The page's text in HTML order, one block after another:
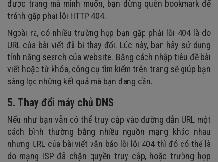
được trang mà mình muốn, bạn đừng quên bookmark để
tránh gặp phải lỗi HTTP 404.
Ngoài ra, có nhiều trường hợp bạn gặp phải lỗi 404 là do
URL của bài viết đã bị thay đổi. Lúc này, bạn hãy sử dụng
tính năng search của website. Bằng cách nhập tiêu đề bài
viết hoặc từ khóa, công cụ tìm kiếm trên trang sẽ giúp bạn
sàng lọc những kết quả mà bạn đang cần.
5. Thay đổi máy chủ DNS
Nếu như bạn vẫn có thể truy cập vào đường dẫn URL một
cách bình thường bằng nhiều nguồn mạng khác nhau
nhưng URL của bài viết vẫn báo lỗi lỗi 404 thì đó có thể là
do mạng ISP đã chặn quyền truy cập, hoặc trường hợp